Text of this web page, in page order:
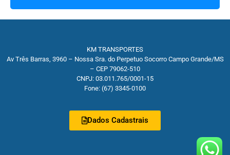
KM TRANSPORTES
Av Três Barras, 3960 – Nossa Sra. do Perpetuo Socorro Campo Grande/MS
– CEP 79062-510
CNPJ: 03.011.765/0001-15
Fone: (67) 3345-0100
Dados Cadastrais